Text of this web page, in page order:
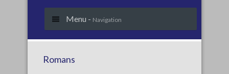
Menu - Navigation
Romans